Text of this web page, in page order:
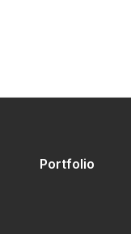
Portfolio